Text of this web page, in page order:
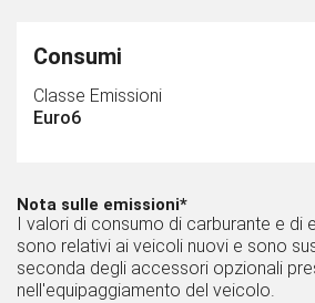
Consumi
Classe Emissioni
Euro6
Nota sulle emissioni*
I valori di consumo di carburante e di
sono relativi ai veicoli nuovi e sono
seconda degli accessori opzionali
nell'equipaggiamento del veicolo.